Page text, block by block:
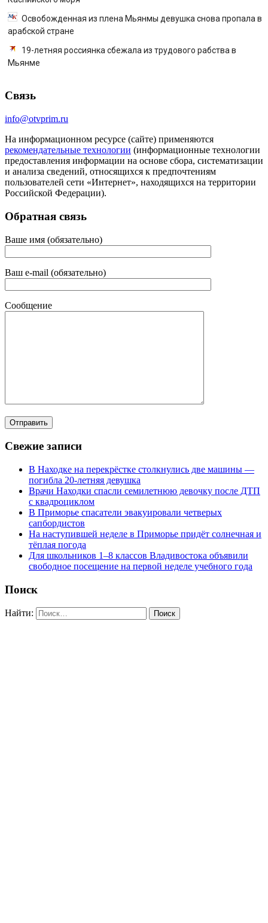
Освобожденная из плена Мьянмы девушка снова пропала в
арабской стране
19-летняя россиянка сбежала из трудового рабства в
Мьянме
Связь
info@otvprim.ru
На информационном ресурсе (сайте) применяются
рекомендательные технологии (информационные технологии
предоставления информации на основе сбора, систематизации
и анализа сведений, относящихся к предпочтениям
пользователей сети «Интернет», находящихся на территории
Российской Федерации).
Обратная связь
Ваше имя (обязательно)
Ваш e-mail (обязательно)
Сообщение
Свежие записи
В Находке на перекрёстке столкнулись две машины —
погибла 20-летняя девушка
Врачи Находки спасли семилетнюю девочку после ДТП
с квадроциклом
В Приморье спасатели эвакуировали четверых
сапбордистов
На наступившей неделе в Приморье придёт солнечная и
тёплая погода
Для школьников 1–8 классов Владивостока объявили
свободное посещение на первой неделе учебного года
Поиск
Найти: